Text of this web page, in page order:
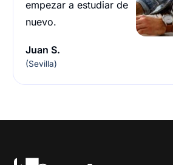
empezar a estudiar de
nuevo.
Juan S.
(Sevilla)